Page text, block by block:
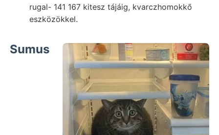
rugal- 141 167 kitesz tájáig, kvarczhomokkő
eszközökkel.
Sumus